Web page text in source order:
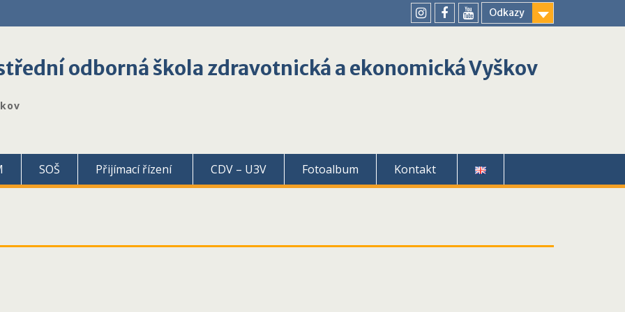
Odkazy
youtube
odborná škola zdravotnická a ekonomická Vyškov
SOŠ Přijímací řízení CDV – U3V Fotoalbum Kontakt